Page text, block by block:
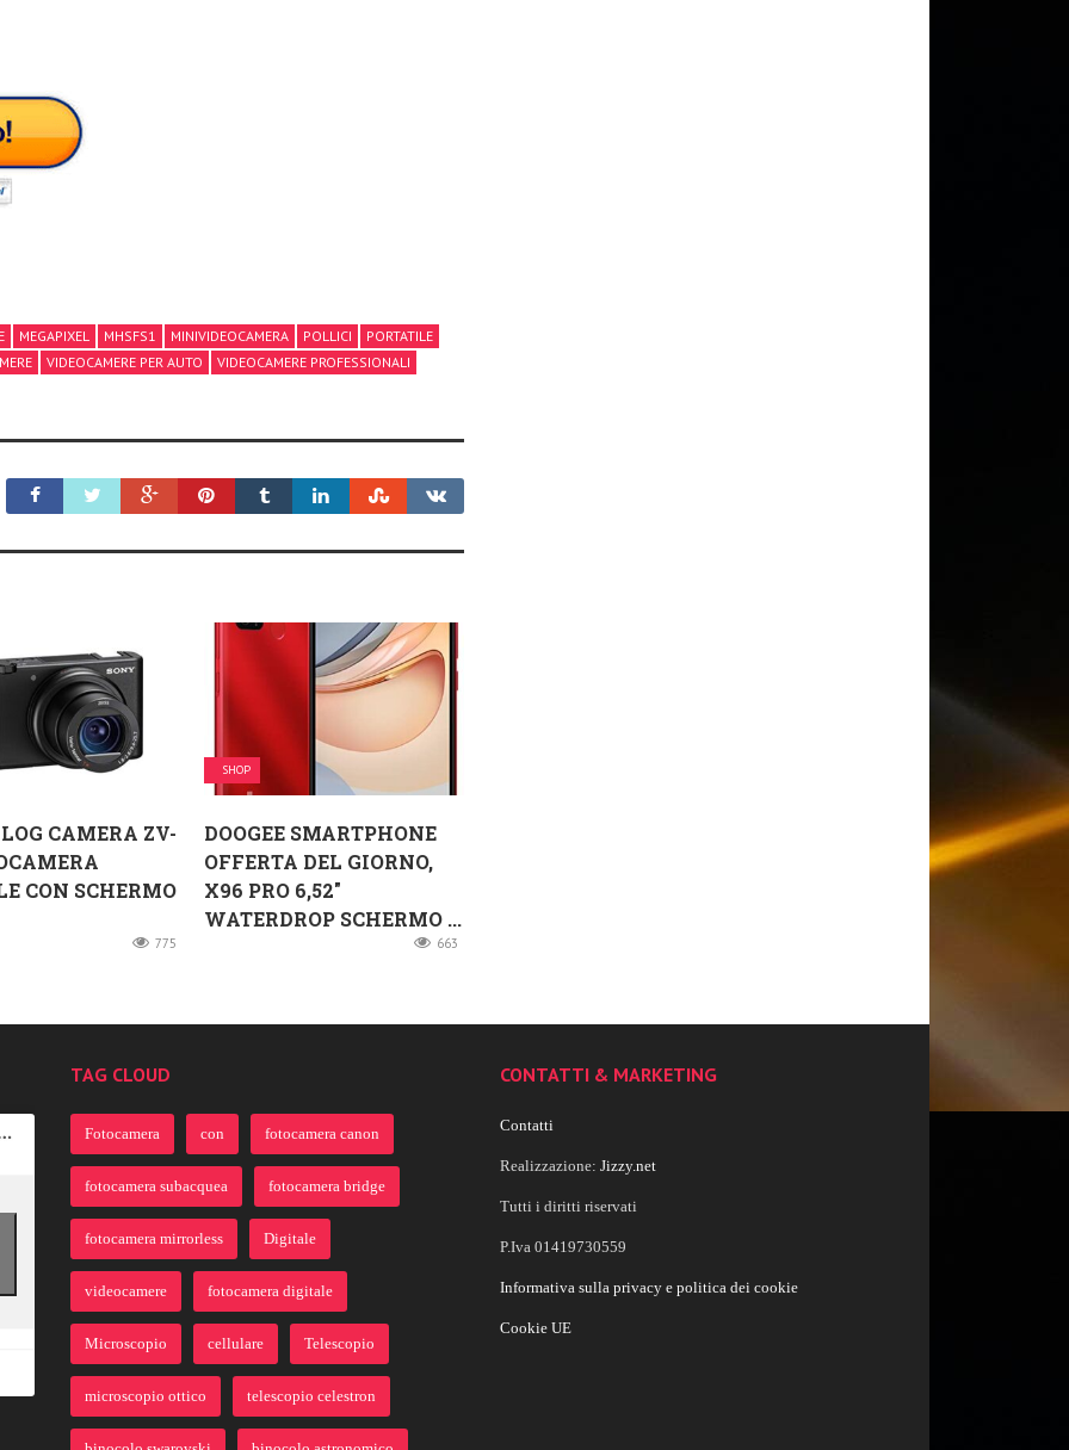
MEGAPIXEL MHSFS1 MINIVIDEOCAMERA POLLICI
PORTATILE
VIDEOCAMERE PER AUTO VIDEOCAMERE PROFESSIONALI
CAMERA ZV-
CON SCHERMO
775
SHOP
DOOGEE SMARTPHONE
OFFERTA DEL GIORNO,
X96 PRO 6,52″
WATERDROP SCHERMO ...
663
TAG CLOUD
Fotocamera con fotocamera canon
fotocamera subacquea fotocamera bridge
fotocamera mirrorless Digitale
videocamere fotocamera digitale
Microscopio cellulare Telescopio
microscopio ottico telescopio celestron
CONTATTI & MARKETING
Contatti
Realizzazione: Jizzy.net
Tutti i diritti riservati
P.Iva 01419730559
Informativa sulla privacy e politica dei cookie
Cookie UE